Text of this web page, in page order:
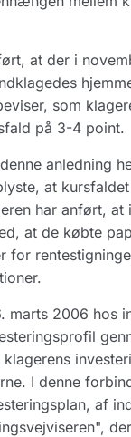
at der i
som
på 3-4 point.
anledning
at
har anført, at
at de købte
for
marts 2006 hos
I denne
af